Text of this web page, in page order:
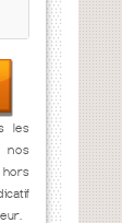
les
nos